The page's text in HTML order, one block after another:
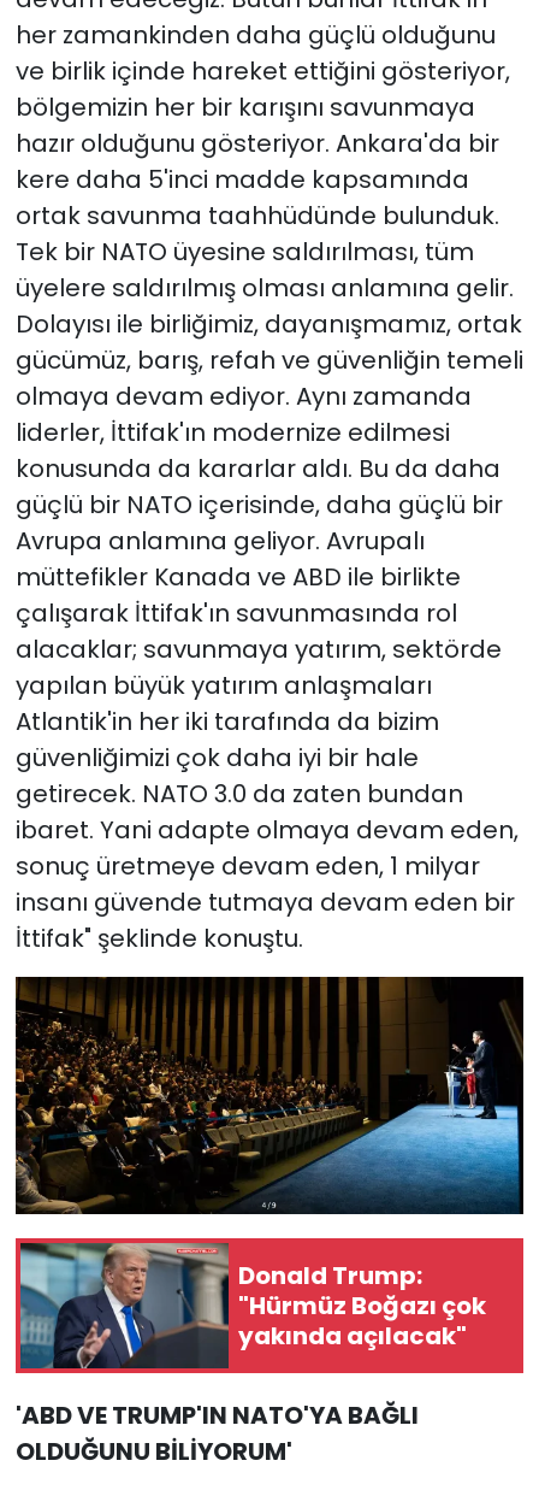
her zamankinden daha güçlü olduğunu
ve birlik içinde hareket ettiğini gösteriyor,
bölgemizin her bir karışını savunmaya
hazır olduğunu gösteriyor. Ankara'da bir
kere daha 5'inci madde kapsamında
ortak savunma taahhüdünde bulunduk.
Tek bir NATO üyesine saldırılması, tüm
üyelere saldırılmış olması anlamına gelir.
Dolayısı ile birliğimiz, dayanışmamız, ortak
gücümüz, barış, refah ve güvenliğin temeli
olmaya devam ediyor. Aynı zamanda
liderler, İttifak'ın modernize edilmesi
konusunda da kararlar aldı. Bu da daha
güçlü bir NATO içerisinde, daha güçlü bir
Avrupa anlamına geliyor. Avrupalı
müttefikler Kanada ve ABD ile birlikte
çalışarak İttifak'ın savunmasında rol
alacaklar; savunmaya yatırım, sektörde
yapılan büyük yatırım anlaşmaları
Atlantik'in her iki tarafında da bizim
güvenliğimizi çok daha iyi bir hale
getirecek. NATO 3.0 da zaten bundan
ibaret. Yani adapte olmaya devam eden,
sonuç üretmeye devam eden, 1 milyar
insanı güvende tutmaya devam eden bir
İttifak" şeklinde konuştu.
Donald Trump:
"Hürmüz Boğazı çok
yakında açılacak"
'ABD VE TRUMP'IN NATO'YA BAĞLI
OLDUĞUNU BİLİYORUM'